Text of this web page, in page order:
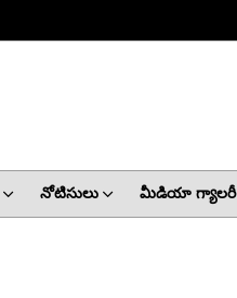
నోటిసులు మీడియా గ్యాలరీ